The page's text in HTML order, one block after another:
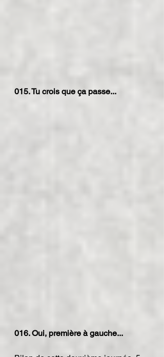
015. Tu crois que ça passe...
016. Oui, première à gauche...